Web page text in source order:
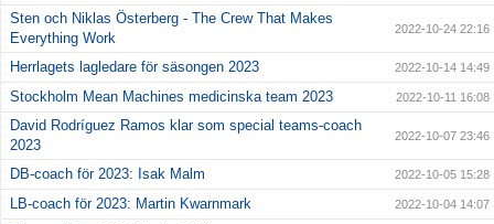
Sten och Niklas Österberg - The Crew That Makes
Everything Work
2022-10-24 22:16
Herrlagets lagledare för säsongen 2023 2022-10-14 14:49
Stockholm Mean Machines medicinska team 2023 2022-10-11 16:08
David Rodríguez Ramos klar som special teams-coach
2023
2022-10-07 23:46
DB-coach för 2023: Isak Malm 2022-10-05 15:28
LB-coach för 2023: Martin Kwarnmark 2022-10-04 14:07